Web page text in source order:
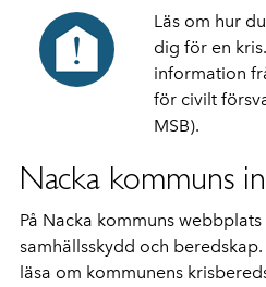
Läs om hur
dig för en
information
för civilt
MSB).
Nacka kommuns
På Nacka kommuns
samhällsskydd och
läsa om kommunens